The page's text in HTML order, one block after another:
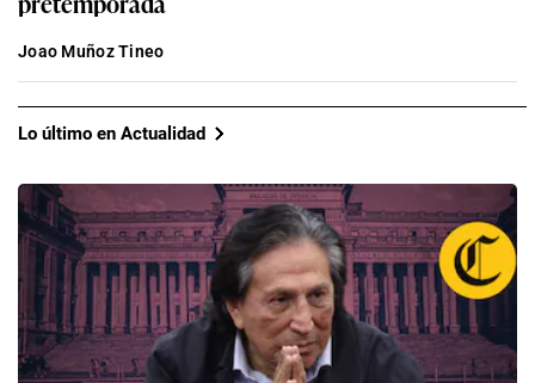
Joao Muñoz Tineo
Lo último en Actualidad